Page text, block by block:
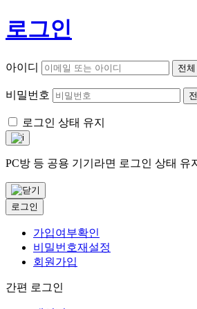
로그인
아이디 전
비밀번호
로그인 상태 유지
PC방 등 공용 기기라면 로그인 상태
로그인
가입여부확인
비밀번호재설정
회원가입
간편 로그인